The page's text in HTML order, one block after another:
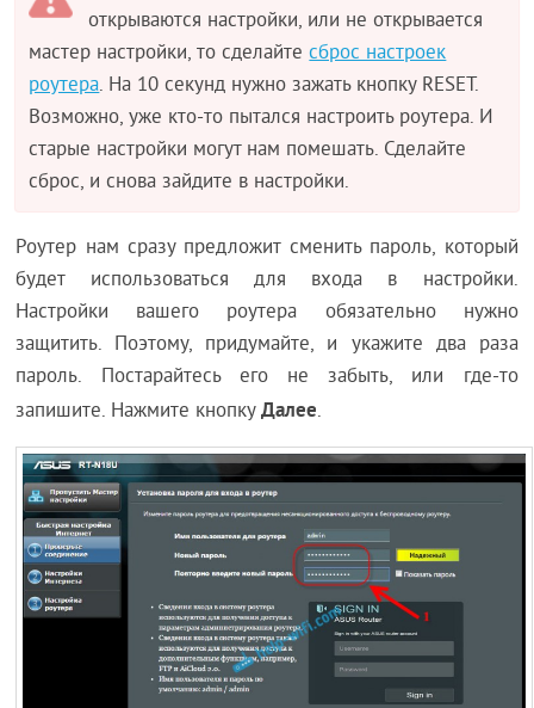
открываются настройки, или не открывается
мастер настройки, то сделайтесброс настроек
роутера. На 10 секунд нужно зажать кнопку RESET.
Возможно, уже кто-то пытался настроить роутера. И
старые настройки могут нам помешать. Сделайте
сброс, и снова зайдите в настройки.
Роутер нам сразу предложит сменить пароль, который
будет использоваться для входа в настройки.
Настройки вашего роутера обязательно нужно
защитить. Поэтому, придумайте, и укажите два раза
пароль. Постарайтесь его не забыть, или где-то
запишите. Нажмите кнопкуДалее.